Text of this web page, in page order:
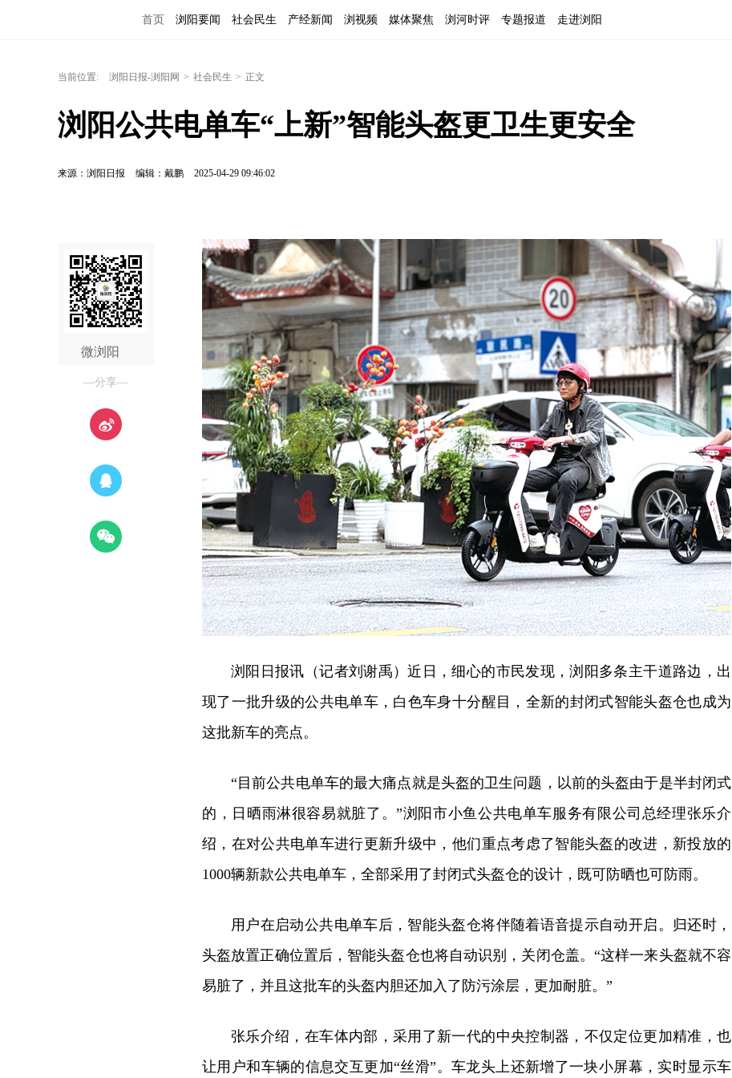
首页 浏阳要闻 社会民生 产经新闻 浏视频 媒体聚焦 浏河时评 专题报道 走进浏阳
当前位置: 浏阳日报-浏阳网 > 社会民生 > 正文
浏阳公共电单车“上新”智能头盔更卫生更安全
来源：浏阳日报 编辑：戴鹏 2025-04-29 09:46:02
微浏阳
—分享—
浏阳日报讯（记者刘谢禹）近日，细心的市民发现，浏阳多条主干道路边，出
现了一批升级的公共电单车，白色车身十分醒目，全新的封闭式智能头盔仓也成为
这批新车的亮点。
“目前公共电单车的最大痛点就是头盔的卫生问题，以前的头盔由于是半封闭式
的，日晒雨淋很容易就脏了。”浏阳市小鱼公共电单车服务有限公司总经理张乐介
绍，在对公共电单车进行更新升级中，他们重点考虑了智能头盔的改进，新投放的
1000辆新款公共电单车，全部采用了封闭式头盔仓的设计，既可防晒也可防雨。
用户在启动公共电单车后，智能头盔仓将伴随着语音提示自动开启。归还时，
头盔放置正确位置后，智能头盔仓也将自动识别，关闭仓盖。“这样一来头盔就不容
易脏了，并且这批车的头盔内胆还加入了防污涂层，更加耐脏。”
张乐介绍，在车体内部，采用了新一代的中央控制器，不仅定位更加精准，也
让用户和车辆的信息交互更加“丝滑”。车龙头上还新增了一块小屏幕，实时显示车